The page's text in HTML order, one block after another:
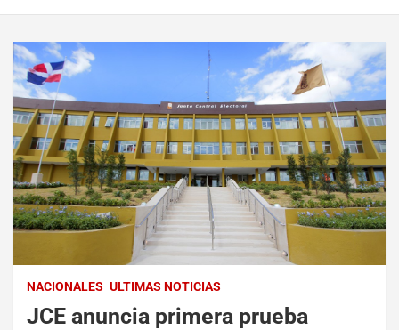
NACIONALES ULTIMAS NOTICIAS
JCE anuncia primera prueba